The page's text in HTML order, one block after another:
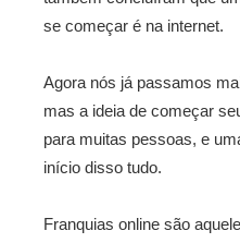
se começar é na internet.
Agora nós já passamos
mas a ideia de começar
para muitas pessoas, e
início disso tudo.
Franquias online são